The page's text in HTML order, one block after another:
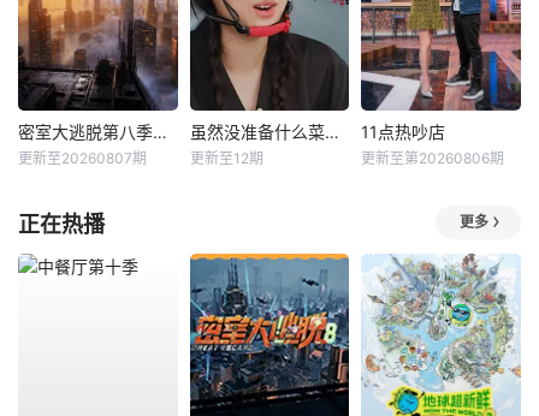
密室大逃脱第八季大神版
更新至20260807期
虽然没准备什么菜第四季
更新至12期
11点热吵店
更新至第20260806期
正在热播 更多